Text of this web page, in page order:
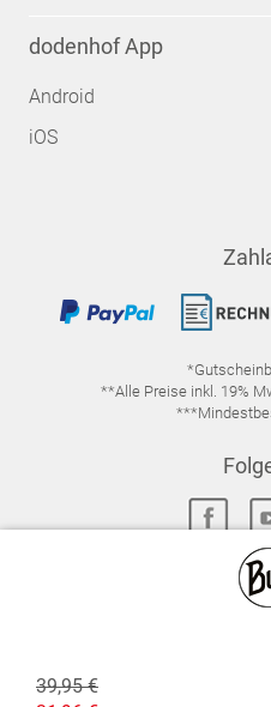
39,95 €
dodenhof App
Android
iOS
**Alle Preise inkl. 19%
DATENSCHUTZ-